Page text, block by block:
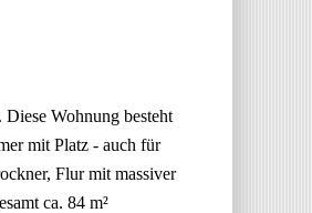
Wohnung besteht
mit Platz - auch für
Flur mit massiver
ca. 84 m²